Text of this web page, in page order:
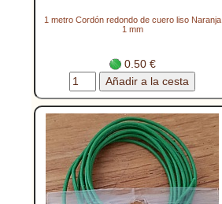
1 metro Cordón redondo de cuero liso Naranja
1 mm
0.50 €